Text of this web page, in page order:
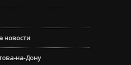
новости
на-Дону